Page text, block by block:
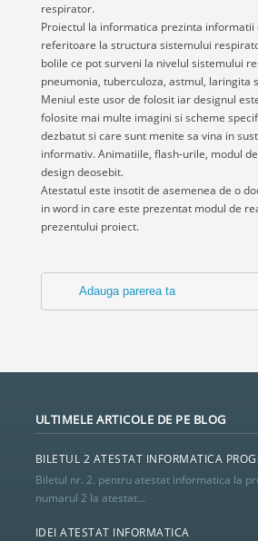
respirator.
Proiectul la informatica prezinta informatii
referitoare la structura sistemului
bolile ce pot surveni la nivelul sistemului
pneumonia, tuberculoza, astmul, laringita
Meniul este usor de folosit iar designul
folosite mai multe imagini si scheme
dezbatut si care sunt menite sa vina in
informativ. Animatiile, flash-urile, modul
design deosebit.
Atestatul este insotit de asemenea de o
in word in care este prezentat modul de
prezentului proiect.
Adauga parerea ta
ULTIMELE ARTICOLE DE PE BLOG
BILETUL 2 ATESTAT INFORMATICA
Biletul nr. 2. pentru atestat informatica la
numarul 2 la atestat...
IDEI ATESTAT INFORMATICA